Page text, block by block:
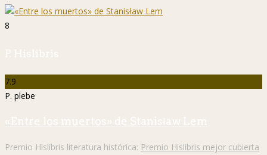
8
P. Hislibris
7.9
P. plebe
«Entre los muertos» de Stanisław Lem
Premio Hislibris literatura histórica: Premio Hislibris mejor cubierta